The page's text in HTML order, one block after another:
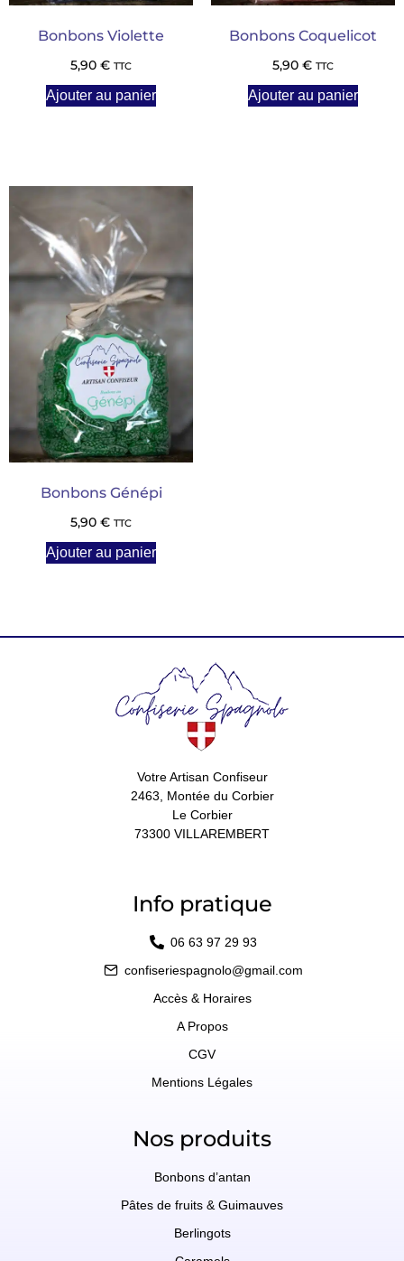
Bonbons Violette
5,90 € TTC
Ajouter au panier
Bonbons Coquelicot
5,90 € TTC
Ajouter au panier
Bonbons Génépi
5,90 € TTC
Ajouter au panier
Votre Artisan Confiseur
2463, Montée du Corbier
Le Corbier
73300 VILLAREMBERT
Info pratique
06 63 97 29 93
confiseriespagnolo@gmail.com
Accès & Horaires
A Propos
CGV
Mentions Légales
Nos produits
Bonbons d’antan
Pâtes de fruits & Guimauves
Berlingots